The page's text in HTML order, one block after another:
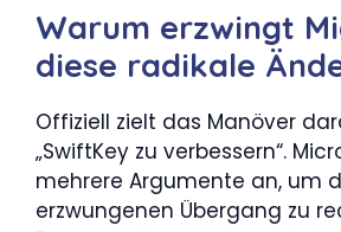
Warum erzwingt
diese radikale
Offiziell zielt das Manöver
„SwiftKey zu verbessern“.
mehrere Argumente an, um
erzwungenen Übergang zu